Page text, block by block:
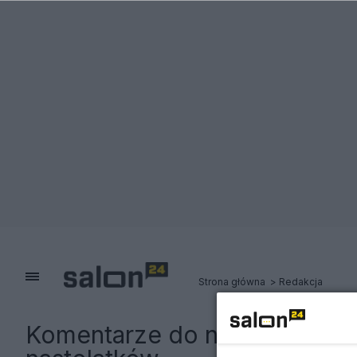
Strona główna Redakcja
Komentarze do notki:Rząd